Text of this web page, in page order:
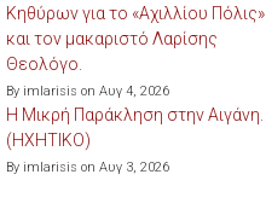
Κηθύρων για το «Αχιλλίου Πόλις»
και τον μακαριστό Λαρίσης
Θεολόγο.
By imlarisis on Αυγ 4, 2026
Η Μικρή Παράκληση στην Αιγάνη.
(ΗΧΗΤΙΚΟ)
By imlarisis on Αυγ 3, 2026